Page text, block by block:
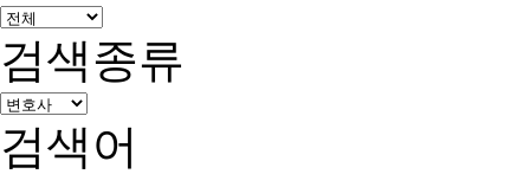
검색종류
검색어